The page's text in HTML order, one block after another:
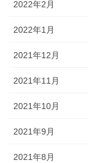
2022年2月
2022年1月
2021年12月
2021年11月
2021年10月
2021年9月
2021年8月